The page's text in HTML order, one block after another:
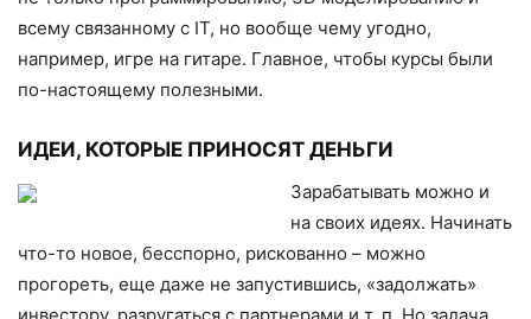
всему связанному с IT, но вообще чему угодно,
например, игре на гитаре. Главное, чтобы курсы были
по-настоящему полезными.
ИДЕИ, КОТОРЫЕ ПРИНОСЯТ ДЕНЬГИ
Зарабатывать мож­но и
на своих идеях. Начинать
что-то новое, бесспорно, рискован­но – можно
прогореть, еще даже не запустив­шись, «задолжать»